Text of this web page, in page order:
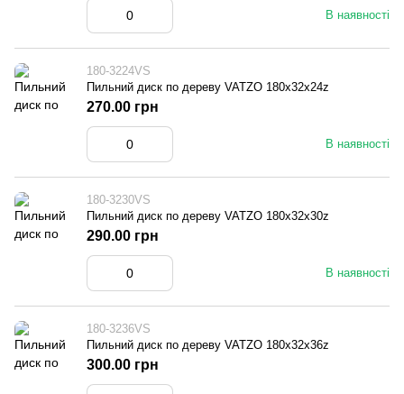
В наявності
180-3224VS
Пильний диск по дереву VATZO 180x32x24z
В наявності
270.00 грн
180-3230VS
Пильний диск по дереву VATZO 180x32x30z
В наявності
290.00 грн
180-3236VS
Пильний диск по дереву VATZO 180x32x36z
300.00 грн